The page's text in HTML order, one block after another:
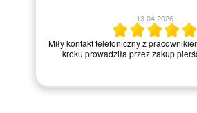
13.04.2026
Miły kontakt telefoniczny z
kroku prowadziła przez zakup